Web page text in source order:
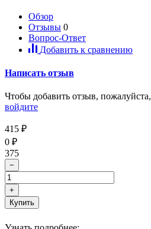
Обзор
Отзывы 0
Вопрос-Ответ
Добавить к сравнению
Написать отзыв
Чтобы добавить отзыв, пожалуйста,
войдите
415 ₽
0 ₽
375
−
+
Купить